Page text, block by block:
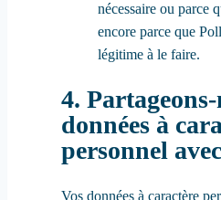
nécessaire ou parce
encore parce que
légitime à le faire.
4.
données à
personnel
Vos données à caractère